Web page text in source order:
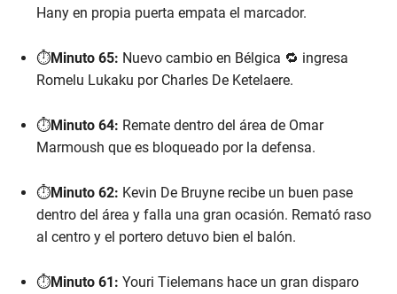
d
m
e
c
Hany en propia puerta empata el marcador.
⏱️Minuto 65: Nuevo cambio en Bélgica 🔁 ingresa
Romelu Lukaku por Charles De Ketelaere.
⏱️Minuto 64: Remate dentro del área de Omar
Marmoush que es bloqueado por la defensa.
⏱️Minuto 62: Kevin De Bruyne recibe un buen pase
dentro del área y falla una gran ocasión. Remató raso
al centro y el portero detuvo bien el balón.
⏱️Minuto 61: Youri Tielemans hace un gran disparo